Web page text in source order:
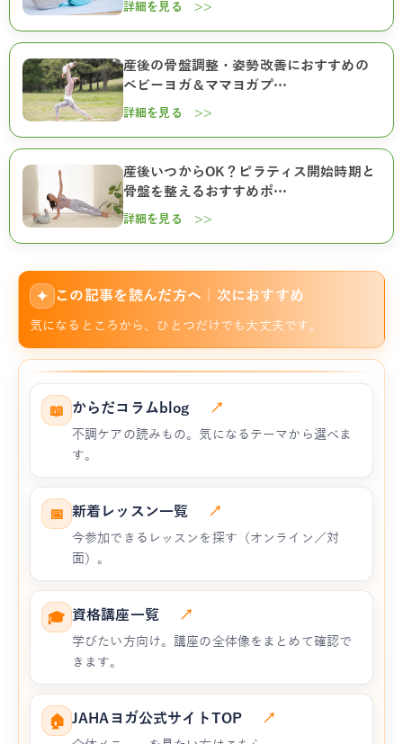
詳細を見る >>
産後の骨盤調整・姿勢改善におすすめの
ベビーヨガ＆ママヨガプ…
詳細を見る >>
産後いつからOK？ピラティス開始時期と
骨盤を整えるおすすめポ…
詳細を見る >>
✦ この記事を読んだ方へ｜次におすすめ
気になるところから、ひとつだけでも大丈夫です。
📖 からだコラムblog ↗
不調ケアの読みもの。気になるテーマから選べま
す。
📅 新着レッスン一覧 ↗
今参加できるレッスンを探す（オンライン／対
面）。
🎓 資格講座一覧 ↗
学びたい方向け。講座の全体像をまとめて確認で
きます。
🏠 JAHAヨガ公式サイトTOP ↗